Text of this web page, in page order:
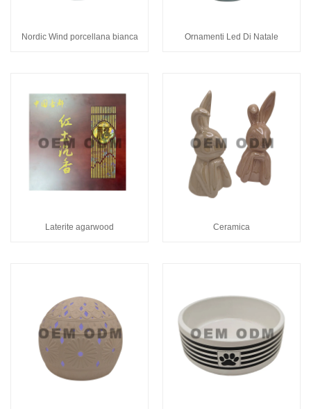
Nordic Wind porcellana bianca Ornamenti Led Di Natale
Laterite agarwood Ceramica